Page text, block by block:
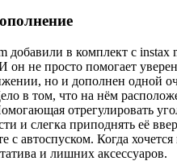
добавили в комплект с instax
он не просто помогает
но и дополнен одной
в том, что на нём
отрегулировать
и слегка приподнять её
с автоспуском. Когда
и лишних аксессуаров.